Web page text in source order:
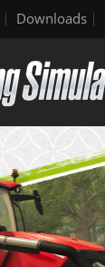
Downloads